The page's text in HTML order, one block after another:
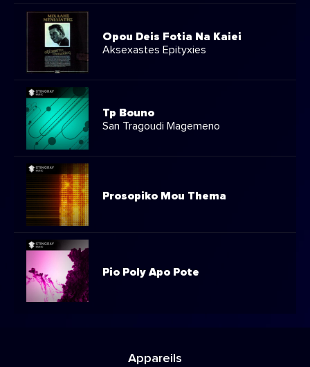
Opou Deis Fotia Na Kaiei
Aksexastes Epityxies
Tp Bouno
San Tragoudi Magemeno
Prosopiko Mou Thema
Pio Poly Apo Pote
Appareils